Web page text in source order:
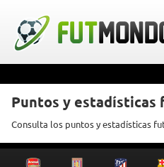
Puntos y estadísticas
Consulta los puntos y estadísticas